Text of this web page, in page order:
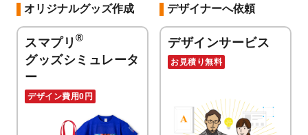
オリジナルグッズ作成
スマプリ ®
グッズシミュレータ
ー
デザイン費用0円
デザイナーへ依頼
デザインサービス
お見積り無料